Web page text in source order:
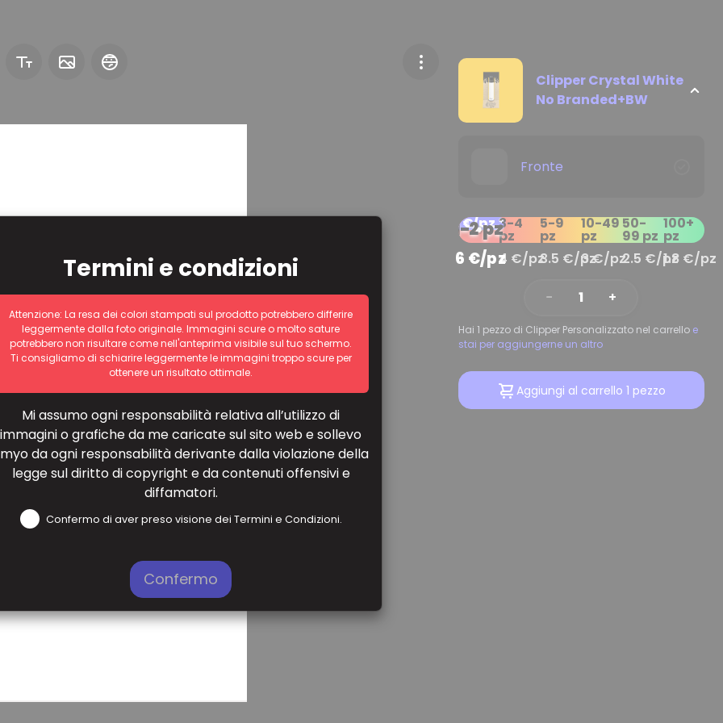
Termini e condizioni
Attenzione: La resa dei colori stampati sul prodotto potrebbero differire
leggermente dalla foto originale. Immagini scure o molto sature
potrebbero non risultare come nell'anteprima visibile sul tuo schermo.
Ti consigliamo di schiarire leggermente le immagini troppo scure per
ottenere un risultato ottimale.
Mi assumo ogni responsabilità relativa all’utilizzo di
immagini o grafiche da me caricate sul sito web e sollevo
da ogni responsabilità derivante dalla violazione della
legge sul diritto di copyright e da contenuti offensivi e
diffamatori.
Confermo di aver preso visione dei Termini e Condizioni.
Confermo
Clipper Crystal White
No Branded+BW
Fronte
1-2 pz3-4
pz
5-9
pz
10-49
pz
50-
99 pz
100+
pz
6 €/pz*
6 €/pz4 €/pz3.5 €/pz3 €/pz2.5 €/pz1.8 €/pz
− 1 +
Hai 1 pezzo di Clipper Personalizzato nel carrello e
stai per aggiungerne un altro
Aggiungi al carrello 1 pezzo